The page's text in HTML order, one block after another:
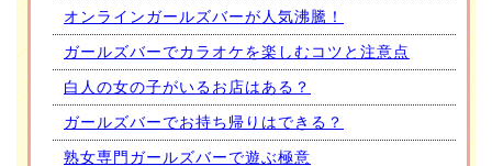
オンラインガールズバーが人気沸騰！
ガールズバーでカラオケを楽しむコツと注意点
白人の女の子がいるお店はある？
ガールズバーでお持ち帰りはできる？
熟女専門ガールズバーで遊ぶ極意